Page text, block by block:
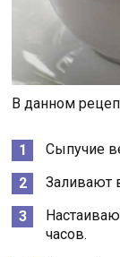
В данном
Сыпучие
Заливают
часов.